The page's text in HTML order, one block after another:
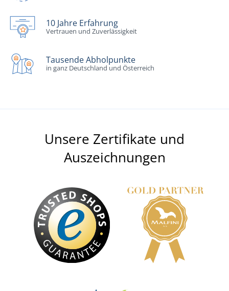
10 Jahre Erfahrung
Vertrauen und Zuverlässigkeit
Tausende Abholpunkte
in ganz Deutschland und Österreich
Unsere Zertifikate und
Auszeichnungen